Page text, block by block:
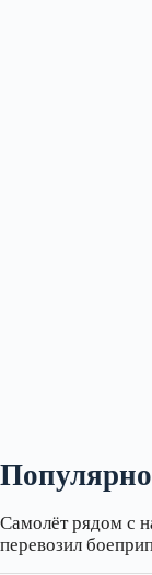
Самолёт рядом с
перевозил